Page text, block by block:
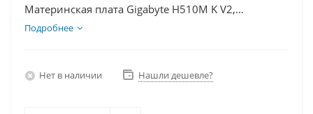
Материнская плата Gigabyte H510M K V2,
Видеокарта RTX 3060 12Гб, Память DDR4 16Gb,
Подробнее
Нет в наличии Нашли дешевле?